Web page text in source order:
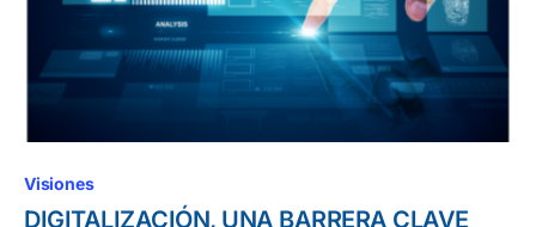
Visiones
DIGITALIZACIÓN, UNA BARRERA CLAVE